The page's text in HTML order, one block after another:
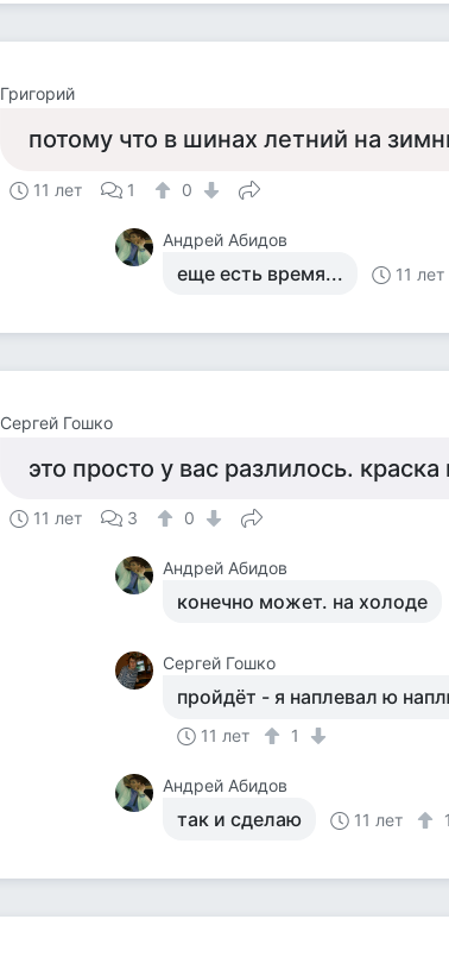
Григорий
потому что в шинах летний на
11 лет 1 0
Андрей Абидов
еще есть время... 11 лет
Сергей Гошко
это просто у вас разлилось.
11 лет 3 0
Андрей Абидов
конечно может. на холоде
Сергей Гошко
пройдёт - я наплевал ю
11 лет 1
Андрей Абидов
так и сделаю 11 лет 1